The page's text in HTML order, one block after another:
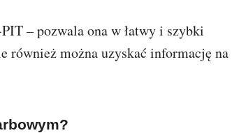
– pozwala ona w łatwy i szybki
również można uzyskać informację na